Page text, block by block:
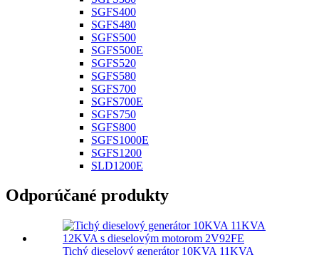
SGFS400
SGFS480
SGFS500
SGFS500E
SGFS520
SGFS580
SGFS700
SGFS700E
SGFS750
SGFS800
SGFS1000E
SGFS1200
SLD1200E
Odporúčané produkty
Tichý dieselový generátor 10KVA 11KVA